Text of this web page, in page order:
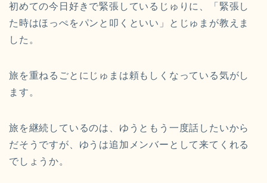
初めての今日好きで緊張しているじゅりに、「緊張し
た時はほっぺをパンと叩くといい」とじゅまが教えま
した。
旅を重ねるごとにじゅまは頼もしくなっている気がし
ます。
旅を継続しているのは、ゆうともう一度話したいから
だそうですが、ゆうは追加メンバーとして来てくれる
でしょうか。